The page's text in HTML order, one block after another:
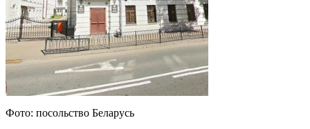
Фото: посольство Беларусь